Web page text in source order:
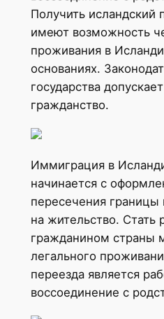
Получить исландский
имеют возможность
проживания в
основаниях.
государства
гражданство.
Иммиграция в
начинается с
пересечения границы
на жительство. Стать
гражданином страны
легального
переезда является
воссоединение с